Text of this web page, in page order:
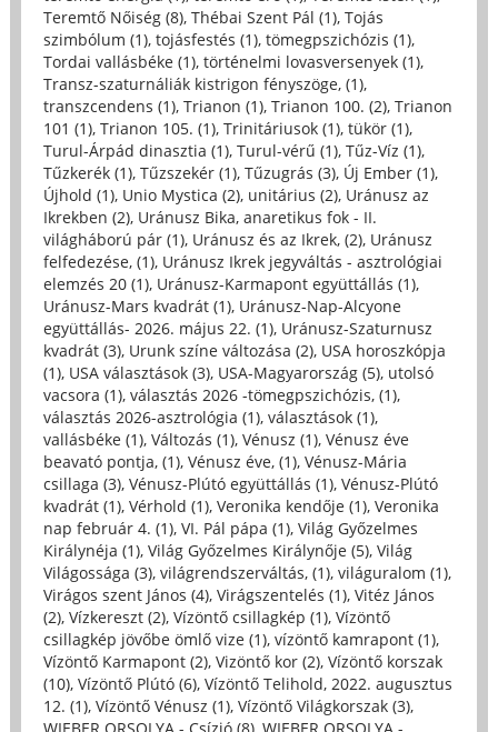
Teremtő Nőiség (8), Thébai Szent Pál (1), Tojás
szimbólum (1), tojásfestés (1), tömegpszichózis (1),
Tordai vallásbéke (1), történelmi lovasversenyek (1),
Transz-szaturnáliák kistrigon fényszöge, (1),
transzcendens (1), Trianon (1), Trianon 100. (2), Trianon
101 (1), Trianon 105. (1), Trinitáriusok (1), tükör (1),
Turul-Árpád dinasztia (1), Turul-vérű (1), Tűz-Víz (1),
Tűzkerék (1), Tűzszekér (1), Tűzugrás (3), Új Ember (1),
Újhold (1), Unio Mystica (2), unitárius (2), Uránusz az
Ikrekben (2), Uránusz Bika, anaretikus fok - II.
világháború pár (1), Uránusz és az Ikrek, (2), Uránusz
felfedezése, (1), Uránusz Ikrek jegyváltás - asztrológiai
elemzés 20 (1), Uránusz-Karmapont együttállás (1),
Uránusz-Mars kvadrát (1), Uránusz-Nap-Alcyone
együttállás- 2026. május 22. (1), Uránusz-Szaturnusz
kvadrát (3), Urunk színe változása (2), USA horoszkópja
(1), USA választások (3), USA-Magyarország (5), utolsó
vacsora (1), választás 2026 -tömegpszichózis, (1),
választás 2026-asztrológia (1), választások (1),
vallásbéke (1), Változás (1), Vénusz (1), Vénusz éve
beavató pontja, (1), Vénusz éve, (1), Vénusz-Mária
csillaga (3), Vénusz-Plútó együttállás (1), Vénusz-Plútó
kvadrát (1), Vérhold (1), Veronika kendője (1), Veronika
nap február 4. (1), VI. Pál pápa (1), Világ Győzelmes
Királynéja (1), Világ Győzelmes Királynője (5), Világ
Világossága (3), világrendszerváltás, (1), világuralom (1),
Virágos szent János (4), Virágszentelés (1), Vitéz János
(2), Vízkereszt (2), Vízöntő csillagkép (1), Vízöntő
csillagkép jövőbe ömlő vize (1), vízöntő kamrapont (1),
Vízöntő Karmapont (2), Vizöntő kor (2), Vízöntő korszak
(10), Vízöntő Plútó (6), Vízöntő Telihold, 2022. augusztus
12. (1), Vízöntő Vénusz (1), Vízöntő Világkorszak (3),